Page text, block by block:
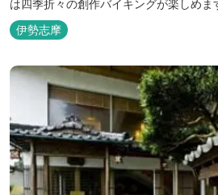
は四季折々の創作バイキングが楽しめま
できるクルーズ船は毎日運行しており、
もできます。
伊勢志摩